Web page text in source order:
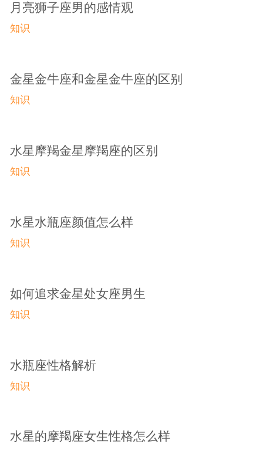
月亮狮子座男的感情观
知识
金星金牛座和金星金牛座的区别
知识
水星摩羯金星摩羯座的区别
知识
水星水瓶座颜值怎么样
知识
如何追求金星处女座男生
知识
水瓶座性格解析
知识
水星的摩羯座女生性格怎么样